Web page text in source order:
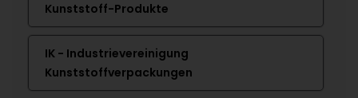
Kunststoff-Produkte
IK - Industrievereinigung
Kunststoffverpackungen